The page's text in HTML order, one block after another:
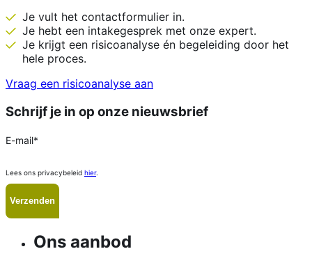
Je vult het contactformulier in.
Je hebt een intakegesprek met onze expert.
Je krijgt een risicoanalyse én begeleiding door het
hele proces.
Vraag een risicoanalyse aan
Schrijf je in op onze nieuwsbrief
E-mail*
Lees ons privacybeleid hier.
Ons aanbod